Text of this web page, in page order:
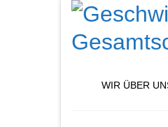
WIR ÜBER